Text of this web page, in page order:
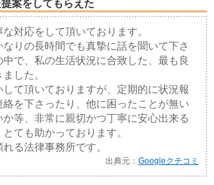
案をしてもらえた
対応をして頂いております。
りの長時間でも真摯に話を聞いて下さ
中で、私の生活状況に合致した、最も良
した。
て頂いておりますが、定期的に状況報
を下さったり、他に困ったことが無い
等、非常に親切かつ丁寧に安心出来る
ても助かっております。
る法律事務所です。
出典元：Googleクチコミ